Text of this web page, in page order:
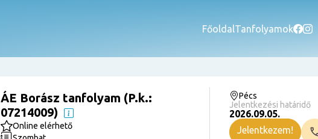
Főoldal Tanfolyamok
ÁE Borász tanfolyam (P.k.:
07214009)
Online elérhető
Pécs
Jelentkezési határidő
2026.09.05.
Jelentkezem!